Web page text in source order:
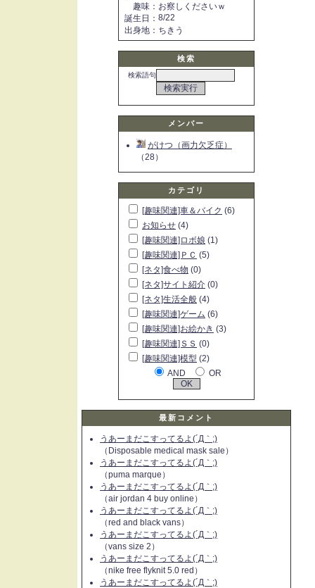
趣味 ： お察しくださいｗ
誕生日 ： 8/22
出身地 ： ちきう
検索
検索語句
メンバー
がけつ（画力欠乏症）
（28）
カテゴリ
[趣味関連]車＆バイク (6)
お知らせ (4)
[趣味関連]ロボ娘 (1)
[趣味関連]ＰＣ (5)
[ネタ]食べ物 (0)
[ネタ]サイト紹介 (0)
[ネタ]生活全般 (4)
[趣味関連]ゲーム (6)
[趣味関連]お絵かき (3)
[趣味関連]ＳＳ (0)
[趣味関連]模型 (2)
AND
OR
最新コメント
うあーまだこすってるよ(´Д｀;)
（Disposable medical mask sale）
うあーまだこすってるよ(´Д｀;)
（puma marque）
うあーまだこすってるよ(´Д｀;)
（air jordan 4 buy online）
うあーまだこすってるよ(´Д｀;)
（red and black vans）
うあーまだこすってるよ(´Д｀;)
（vans size 2）
うあーまだこすってるよ(´Д｀;)
（nike free flyknit 5.0 red）
うあーまだこすってるよ(´Д｀;)